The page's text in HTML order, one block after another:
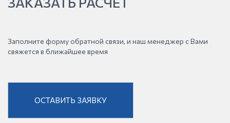
Заполните форму обратной связи, и наш менеджер с Вами
свяжется в ближайшее время
ОСТАВИТЬ ЗАЯВКУ